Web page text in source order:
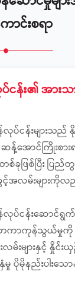
ာင်းစရာ
န်း၏ အားသ
ပ်ငန်းများသည်
ောင်ကြိုးစား
ခုဖြစ်ပြီး ပြည်တွ
မ်းများကိုလည်
ပ်ငန်းဆောင်ရွက်
တကာကုန်သွယ်မှုကို
မ်းများနှင့် နှိုင်း
နှံမှု ပိုမိုနည်းပါးသ